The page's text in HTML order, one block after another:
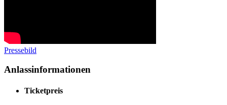
Pressebild
Anlassinformationen
Ticketpreis